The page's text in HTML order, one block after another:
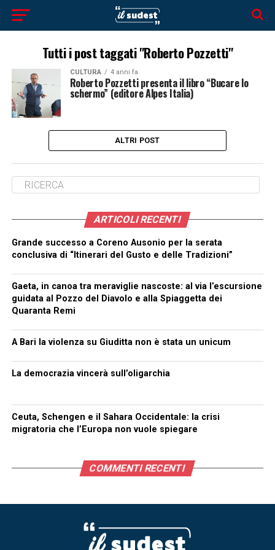
Tutti i post taggati "Roberto Pozzetti"
CULTURA 4 anni fa
Roberto Pozzetti presenta il libro “Bucare lo
schermo” (editore Alpes Italia)
ALTRI POST
ARTICOLI RECENTI
Grande successo a Coreno Ausonio per la serata
conclusiva di “Itinerari del Gusto e delle Tradizioni”
Gaeta, in canoa tra meraviglie nascoste: al via l’escursione
guidata al Pozzo del Diavolo e alla Spiaggetta dei
Quaranta Remi
A Bari la violenza su Giuditta non è stata un unicum
La democrazia vincerà sull’oligarchia
Ceuta, Schengen e il Sahara Occidentale: la crisi
migratoria che l’Europa non vuole spiegare
COMMENTI RECENTI